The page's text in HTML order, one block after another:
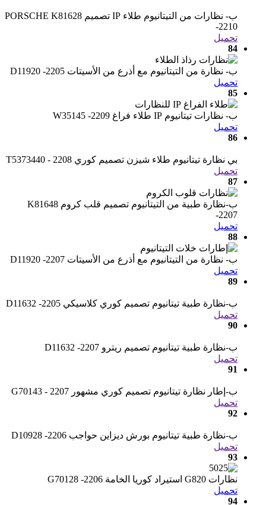
ب- نظارات من التيتانيوم طلاء IP تصميم PORSCHE K81628
-2210
تحميل
84
ب- نظارة من التيتانيوم مع أذرع من الأسيتات D11920 -2205
تحميل
85
ب- نظارات تيتانيوم IP طلاء فراغ W35145 -2209
تحميل
86
بي نظارة تيتانيوم طلاء شيزن تصميم كوري T5373440 - 2208
تحميل
87
ب-نظارة طبية من التيتانيوم تصميم قلب كروم K81648
-2207
تحميل
88
ب- نظارة من التيتانيوم مع أذرع من الأسيتات D11920 -2207
تحميل
89
ب-نظارة طبية تيتانيوم تصميم كوري كلاسيكي D11632 -2205
تحميل
90
ب-نظارة طبية تيتانيوم تصميم ريترو D11632 -2207
تحميل
91
ب-إطار نظارة تيتانيوم تصميم كوري مشهور G70143 - 2207
تحميل
92
ب-نظارة طبية تيتانيوم بورش ديزاين حواجب D10928 -2206
تحميل
93
نظارات G820 استيراد كوريا الخامة G70128 -2206
تحميل
94